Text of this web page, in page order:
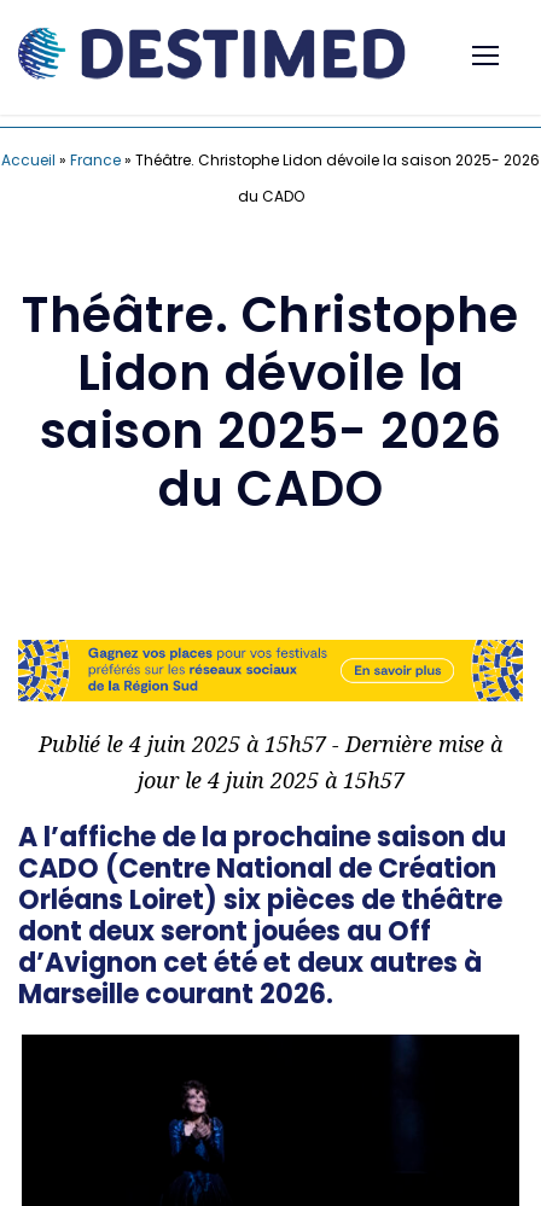
Accueil » France» Théâtre. Christophe Lidon dévoile la saison 2025- 2026
du CADO
Théâtre. Christophe
Lidon dévoile la
saison 2025- 2026
du CADO
Publié le 4 juin 2025 à 15h57 - Dernière mise à
jour le 4 juin 2025 à 15h57
A l’affiche de la prochaine saison du
CADO (Centre National de Création
Orléans Loiret) six pièces de théâtre
dont deux seront jouées au Off
d’Avignon cet été et deux autres à
Marseille courant 2026.